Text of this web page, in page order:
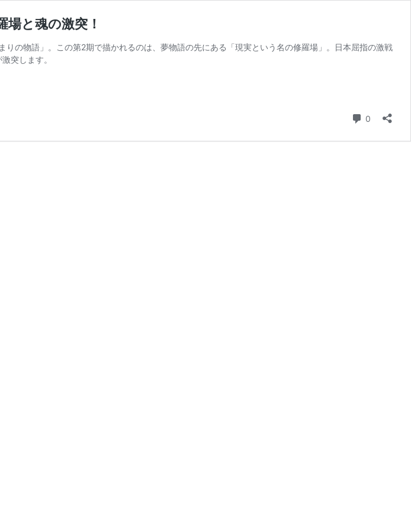
と魂の激突！
の物語」。この第2期で描かれるのは、夢物語の先にある「現実という名の修羅場」。日本屈指の激戦
突します。
0 コメント